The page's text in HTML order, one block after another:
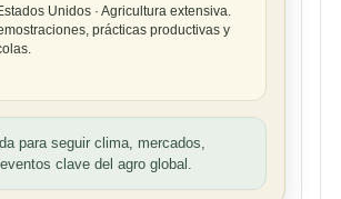
Unidos · Agricultura extensiva.
prácticas productivas y
para seguir clima, mercados,
clave del agro global.